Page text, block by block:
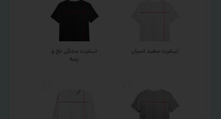
تیشرت سفید اسپان
تیشرت مشکی نخ و
پنبه